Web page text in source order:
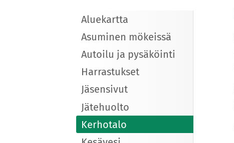
Aluekartta
Asuminen mökeissä
Autoilu ja pysäköinti
Harrastukset
Jäsensivut
Jätehuolto
Kerhotalo